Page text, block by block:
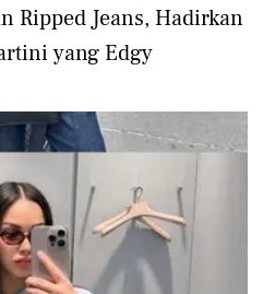
Ripped Jeans, Hadirkan
yang Edgy